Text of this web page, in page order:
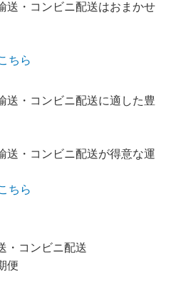
・コンビニ配送はおまかせ
ちら
・コンビニ配送に適した豊
・コンビニ配送が得意な運
ちら
・コンビニ配送
便